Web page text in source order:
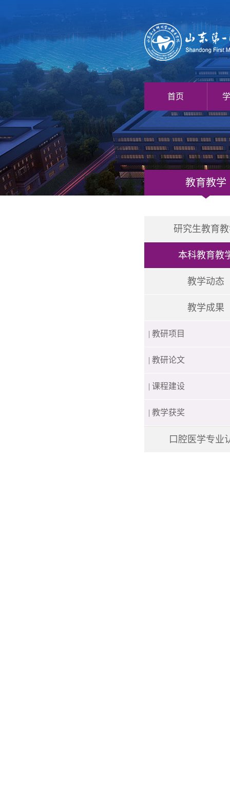
首页
教育教学
研究生教育
本科教育教
教学动态
教学成果
| 教研项目
| 教研论文
| 课程建设
| 教学获奖
口腔医学专业